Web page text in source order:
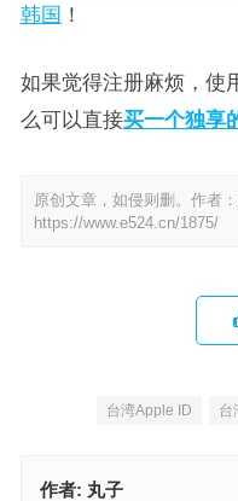
韩国 ！
如果觉得注册麻烦，使
么可以直接买一个独享
原创文章，如侵则删。作者
https://www.e524.cn/1875/
台湾Apple ID 台
作者: 丸子